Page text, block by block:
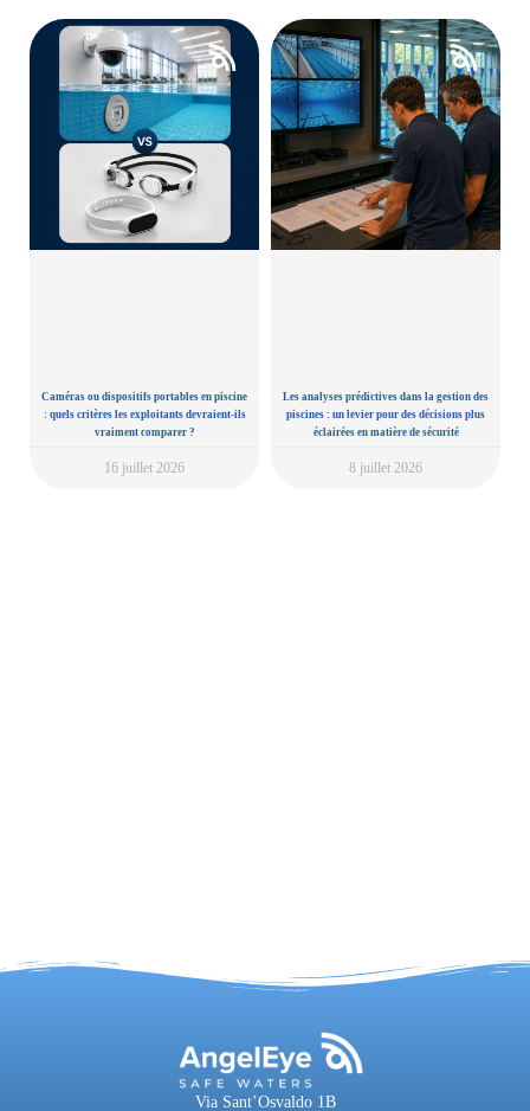
Caméras ou dispositifs portables en piscine
: quels critères les exploitants devraient-ils
vraiment comparer ?
16 juillet 2026
Les analyses prédictives dans la gestion des
piscines : un levier pour des décisions plus
éclairées en matière de sécurité
8 juillet 2026
Via Sant’Osvaldo 1B